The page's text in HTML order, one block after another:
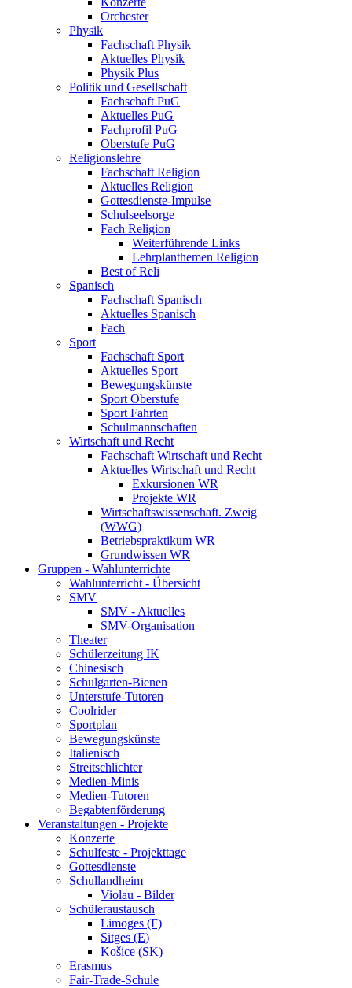
Orchester
Physik
Fachschaft Physik
Aktuelles Physik
Physik Plus
Politik und Gesellschaft
Fachschaft PuG
Aktuelles PuG
Fachprofil PuG
Oberstufe PuG
Religionslehre
Fachschaft Religion
Aktuelles Religion
Gottesdienste-Impulse
Schulseelsorge
Fach Religion
Weiterführende Links
Lehrplanthemen Religion
Best of Reli
Spanisch
Fachschaft Spanisch
Aktuelles Spanisch
Fach
Sport
Fachschaft Sport
Aktuelles Sport
Bewegungskünste
Sport Oberstufe
Sport Fahrten
Schulmannschaften
Wirtschaft und Recht
Fachschaft Wirtschaft und Recht
Aktuelles Wirtschaft und Recht
Exkursionen WR
Projekte WR
Wirtschaftswissenschaft. Zweig
(WWG)
Betriebspraktikum WR
Grundwissen WR
Gruppen - Wahlunterrichte
Wahlunterricht - Übersicht
SMV
SMV - Aktuelles
SMV-Organisation
Theater
Schülerzeitung IK
Chinesisch
Schulgarten-Bienen
Unterstufe-Tutoren
Coolrider
Sportplan
Bewegungskünste
Italienisch
Streitschlichter
Medien-Minis
Medien-Tutoren
Begabtenförderung
Veranstaltungen - Projekte
Konzerte
Schulfeste - Projekttage
Gottesdienste
Schullandheim
Violau - Bilder
Schüleraustausch
Limoges (F)
Sitges (E)
Košice (SK)
Erasmus
Fair-Trade-Schule